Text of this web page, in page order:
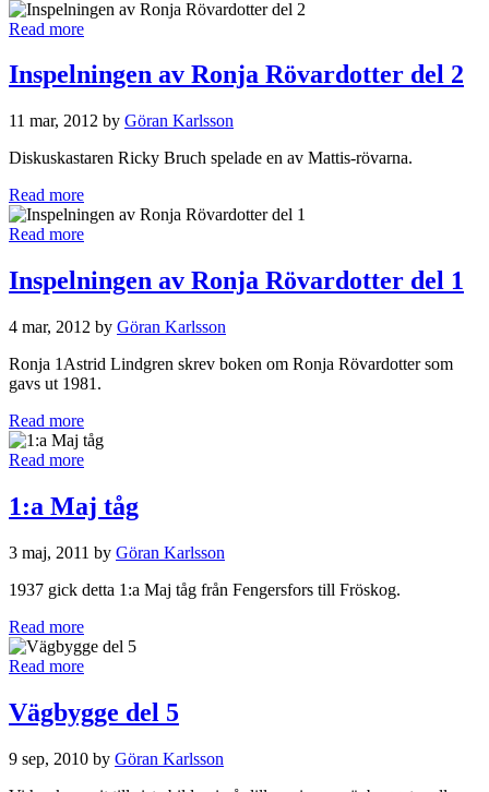
Read more
Inspelningen av Ronja Rövardotter del 2
11 mar, 2012 by Göran Karlsson
Diskuskastaren Ricky Bruch spelade en av Mattis-rövarna.
Read more
Read more
Inspelningen av Ronja Rövardotter del 1
4 mar, 2012 by Göran Karlsson
Ronja 1Astrid Lindgren skrev boken om Ronja Rövardotter som
gavs ut 1981.
Read more
Read more
1:a Maj tåg
3 maj, 2011 by Göran Karlsson
1937 gick detta 1:a Maj tåg från Fengersfors till Fröskog.
Read more
Read more
Vägbygge del 5
9 sep, 2010 by Göran Karlsson